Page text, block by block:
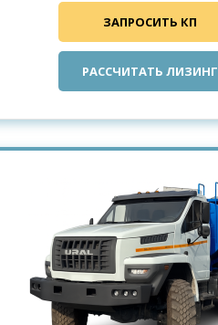
ЗАПРОСИТЬ КП
РАССЧИТАТЬ ЛИЗИНГ